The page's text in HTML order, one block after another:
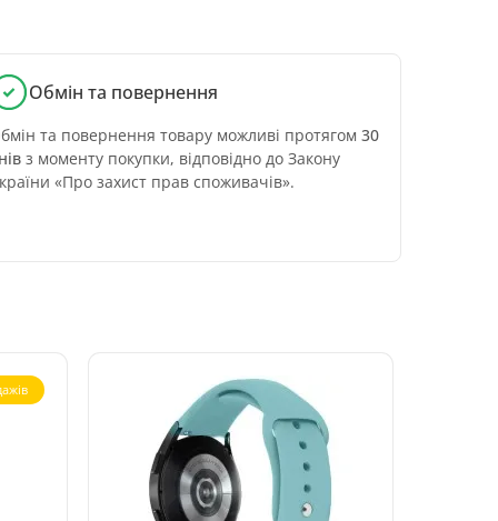
Обмін та повернення
та повернення товару можливі протягом 30
з моменту покупки, відповідно до Закону
«Про захист прав споживачів».